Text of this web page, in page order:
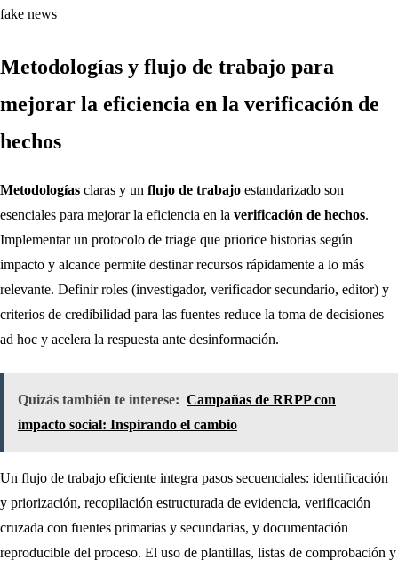
fake news
Metodologías y flujo de trabajo para
mejorar la eficiencia en la verificación de
hechos
Metodologías claras y un flujo de trabajo estandarizado son
esenciales para mejorar la eficiencia en la verificación de hechos.
Implementar un protocolo de triage que priorice historias según
impacto y alcance permite destinar recursos rápidamente a lo más
relevante. Definir roles (investigador, verificador secundario, editor) y
criterios de credibilidad para las fuentes reduce la toma de decisiones
ad hoc y acelera la respuesta ante desinformación.
Quizás también te interese: Campañas de RRPP con
impacto social: Inspirando el cambio
Un flujo de trabajo eficiente integra pasos secuenciales: identificación
y priorización, recopilación estructurada de evidencia, verificación
cruzada con fuentes primarias y secundarias, y documentación
reproducible del proceso. El uso de plantillas, listas de comprobación y